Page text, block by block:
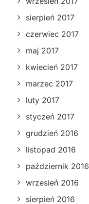
sierpień 2017
czerwiec 2017
maj 2017
kwiecień 2017
marzec 2017
luty 2017
styczeń 2017
grudzień 2016
listopad 2016
październik 2016
wrzesień 2016
sierpień 2016